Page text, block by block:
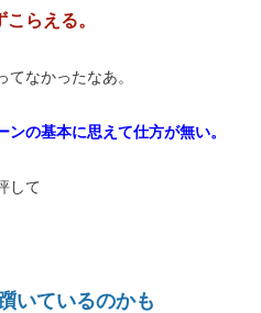
らえる。
なかったなあ。
の基本に思えて仕方が無い。
して
いているのかも